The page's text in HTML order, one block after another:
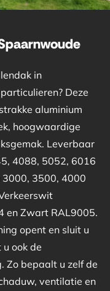
in
Deze
aluminium
hoogwaardige
Leverbaar
4088, 5052, 6016
3000, 3500, 4000
en Zwart RAL9005.
opent en sluit u
ook de
Zo bepaalt u zelf de
ventilatie en